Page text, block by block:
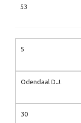
53
5
Odendaal D.J.
30